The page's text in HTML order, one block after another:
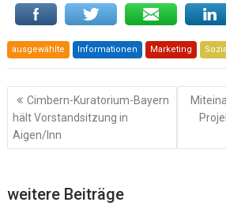
ausgewählte Informationen Marketing
Beitragsnavigation
Cimbern-Kuratorium-Bayern
hält Vorstandsitzung in
Aigen/Inn
weitere Beiträge